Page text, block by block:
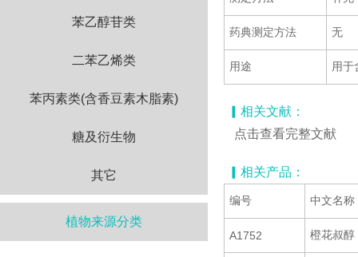
苯乙醇苷类
二苯乙烯类
苯丙素类(含香豆素木脂素)
糖及衍生物
其它
植物来源分类
药典测定方法 无
用途 用于
▎相关文献：
点击查看完整文献
▎相关产品：
编号 中文名称
A1752 橙花叔醇